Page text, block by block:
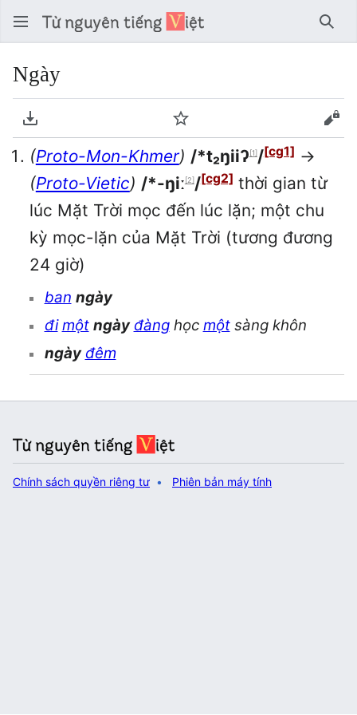
Tìm
Ngày
Tải về PDF Theo dõi
(Proto-Mon-Khmer) /*t₂ŋiiʔ [1]/[cg1] →
(Proto-Vietic) /*-ŋiː [2]/[cg2] thời gian từ
lúc Mặt Trời mọc đến lúc lặn; một chu
kỳ mọc-lặn của Mặt Trời (tương đương
24 giờ)
ban ngày
đi một ngày đànghọc mộtsàng khôn
ngày đêm
Chính sách quyền riêng tư Phiên bản máy tính